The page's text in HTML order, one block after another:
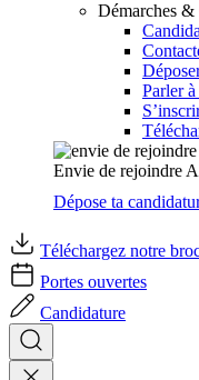
Démarches &
Parler
Envie de rejoindre
Dépose ta
Téléchargez notre
Portes ouvertes
Candidature